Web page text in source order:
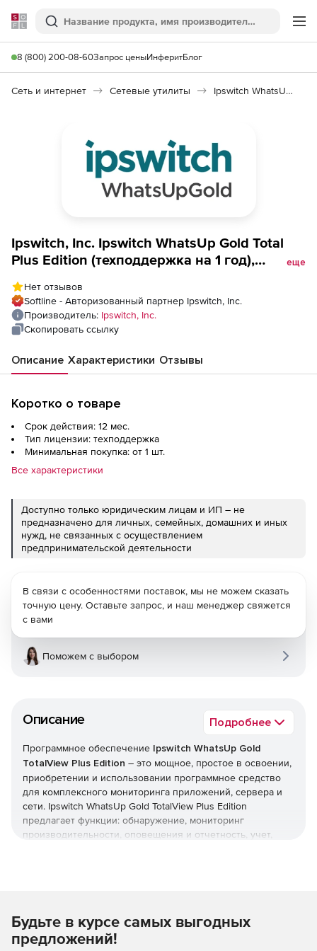
Softline
Поиск
8 (800) 200-08-60Запрос ценыИнферитБлог
Сеть и интернет Сетевые утилиты Ipswitch WhatsUp Gold Total Plus Edition
Ipswitch, Inc. Ipswitch WhatsUp Gold Total
Plus Edition (техподдержка на 1 год),
еще
Нет отзывов
Softline - Авторизованный партнер Ipswitch, Inc.
Производитель: Ipswitch, Inc.
Скопировать ссылку
Описание Характеристики Отзывы
Коротко о товаре
Срок действия: 12 мес.
Тип лицензии: техподдержка
Минимальная покупка: от 1 шт.
Все характеристики
Доступно только юридическим лицам и ИП – не
предназначено для личных, семейных, домашних и иных
нужд, не связанных с осуществлением
предпринимательской деятельности
Описание Подробнее
Программное обеспечение Ipswitch WhatsUp Gold
TotalView Plus Edition – это мощное, простое в освоении,
приобретении и использовании программное средство
для комплексного мониторинга приложений, сервера и
сети. Ipswitch WhatsUp Gold TotalView Plus Edition
предлагает функции: обнаружение, мониторинг
производительности, оповещения и отчетность, учет,
30-ти дневная триал-версия WhatsUp Gold (pdf)
В связи с особенностями поставок, мы не можем сказать
точную цену. Оставьте запрос, и наш менеджер свяжется
с вами
Поможем с выбором
Будьте в курсе самых выгодных
предложений!